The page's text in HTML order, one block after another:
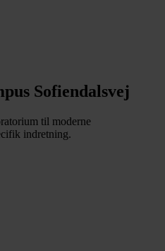
Sofiendalsvej
til moderne
indretning.